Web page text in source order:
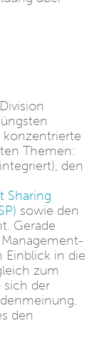
konzentrierte
Themen:
den
Sharing
sowie den
Gerade
Einblick in die
zum
sich der
den